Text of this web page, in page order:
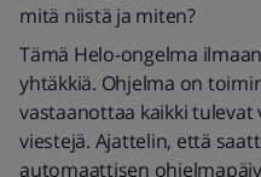
mitä niistä ja miten?
Tämä Helo-ongelma
yhtäkkiä. Ohjelma on
vastaanottaa kaikki
viestejä. Ajattelin, että
automaattisen